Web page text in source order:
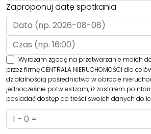
Zaproponuj datę spotkania
Wyrażam zgodę na przetwarzanie moich
przez firmę CENTRALA NIERUCHOMOŚCI dla
działalnością pośrednictwa w obrocie
jednocześnie potwierdzam, iż zostałem
posiadać dostęp do treści swoich danych do